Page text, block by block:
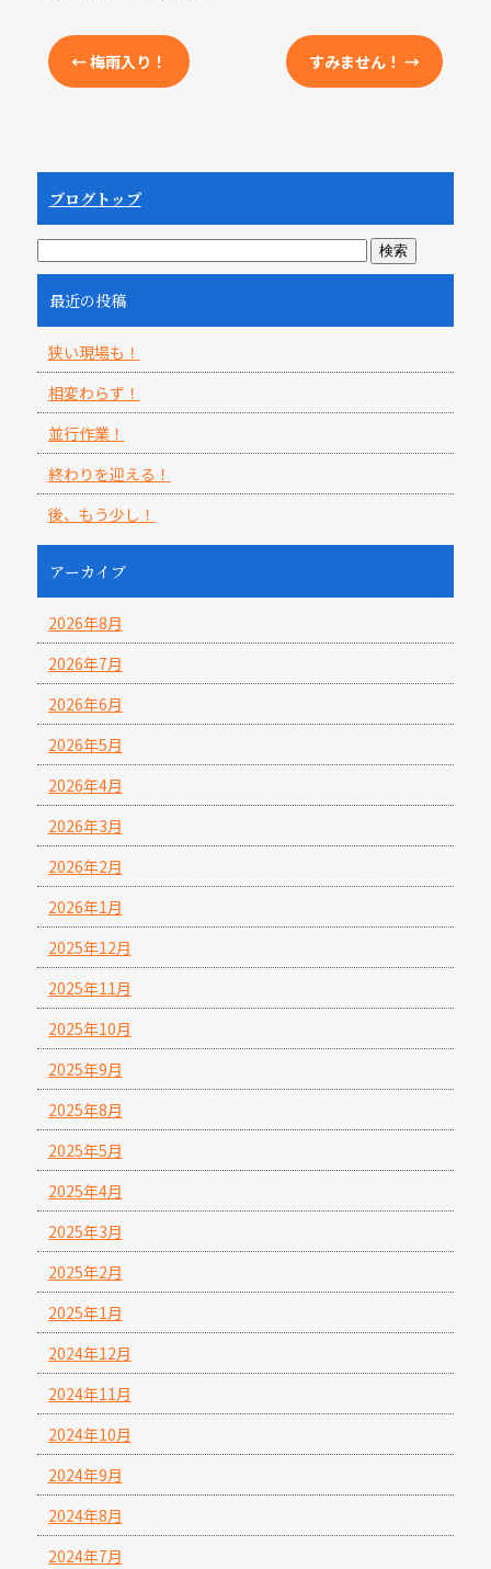
←梅雨入り！ すみません！→
ブログトップ
最近の投稿
狭い現場も！
相変わらず！
並行作業！
終わりを迎える！
後、もう少し！
アーカイブ
2026年8月
2026年7月
2026年6月
2026年5月
2026年4月
2026年3月
2026年2月
2026年1月
2025年12月
2025年11月
2025年10月
2025年9月
2025年8月
2025年5月
2025年4月
2025年3月
2025年2月
2025年1月
2024年12月
2024年11月
2024年10月
2024年9月
2024年8月
2024年7月